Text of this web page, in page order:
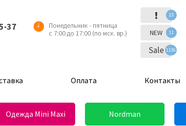
37
Понедельник - пятница
с 7:00 до 17:00 (по мск. вр.)
! 23
NEW 11
Sale 1136
Оплата Контакты
Одежда Mini Maxi Nordman